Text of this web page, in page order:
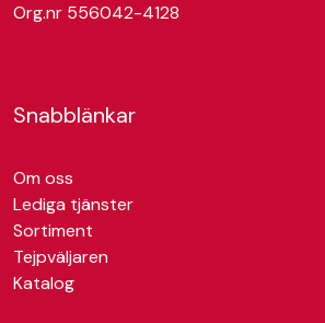
Org.nr 556042-4128
Snabblänkar
Om oss
Lediga tjänster
Sortiment
Tejpväljaren
Katalog